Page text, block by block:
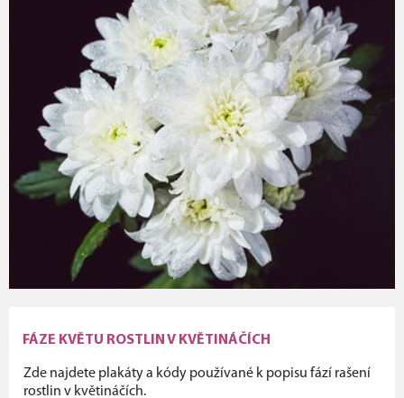
FÁZE KVĚTU ROSTLIN V KVĚTINÁČÍCH
Zde najdete plakáty a kódy používané k popisu fází rašení
rostlin v květináčích.